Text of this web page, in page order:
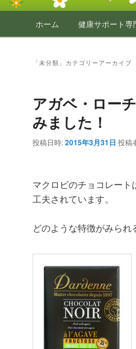
ホーム 健康サポート専
「未分類 」カテゴリーアーカイブ
アガベ・ロー
みました！
投稿日時:2015年3月31日 投稿
マクロビのチョコレー
工夫されています。
どのような特徴がみられ